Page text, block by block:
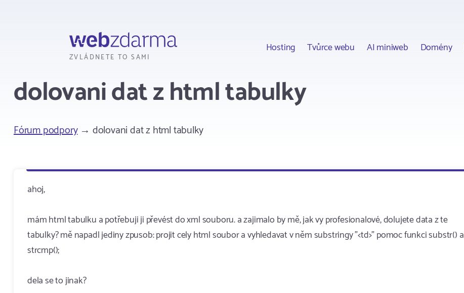
ZVLÁDNETE TO SAMI
Hosting Tvůrce webu AI miniweb Domény
dolovani dat z html tabulky
Fórum podpory→ dolovani dat z html tabulky
ahoj,
mám html tabulku a potřebuji ji převést do xml souboru. a zajimalo by mě, jak vy profesionalové, dolujete data z te
tabulky? mě napadl jediny zpusob: projit cely html soubor a vyhledavat v něm substringy "<td>" pomoc funkci substr() a
strcmp();
dela se to jinak?